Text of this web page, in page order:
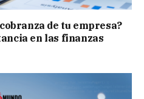
de tu empresa?
en las finanzas